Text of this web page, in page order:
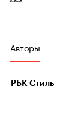
Авторы
РБК Стиль